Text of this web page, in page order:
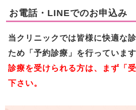
お電話・LINEでのお申込み
当クリニックでは皆様に快適な
ため「予約診療」を行っています
診療を受けられる方は、まず「
下さい。